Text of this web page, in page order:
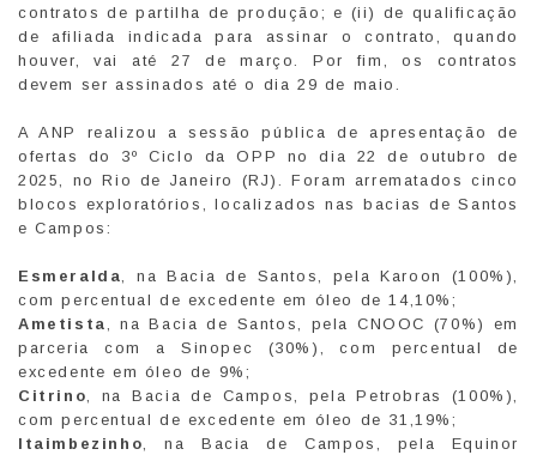
contratos de partilha de produção; e (ii) de qualificação
de afiliada indicada para assinar o contrato, quando
houver, vai até 27 de março. Por fim, os contratos
devem ser assinados até o dia 29 de maio.
A ANP realizou a sessão pública de apresentação de
ofertas do 3º Ciclo da OPP no dia 22 de outubro de
2025, no Rio de Janeiro (RJ). Foram arrematados cinco
blocos exploratórios, localizados nas bacias de Santos
e Campos:
Esmeralda, na Bacia de Santos, pela Karoon (100%),
com percentual de excedente em óleo de 14,10%;
Ametista, na Bacia de Santos, pela CNOOC (70%) em
parceria com a Sinopec (30%), com percentual de
excedente em óleo de 9%;
Citrino, na Bacia de Campos, pela Petrobras (100%),
com percentual de excedente em óleo de 31,19%;
Itaimbezinho, na Bacia de Campos, pela Equinor